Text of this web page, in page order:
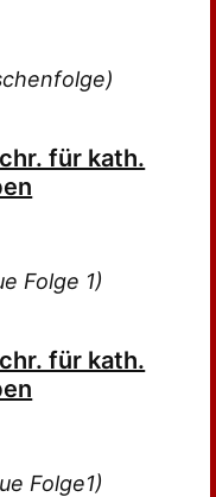
für kath.
Folge 1)
für kath.
Folge1)